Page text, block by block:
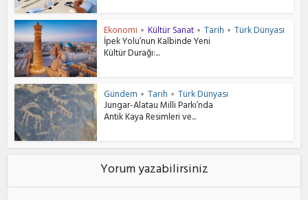
Ekonomi • Kültür Sanat • Tarih • Türk Dünyası
İpek Yolu’nun Kalbinde Yeni
Kültür Durağı:...
Gündem • Tarih • Türk Dünyası
Jungar-Alatau Milli Parkı’nda
Antik Kaya Resimleri ve...
Yorum yazabilirsiniz